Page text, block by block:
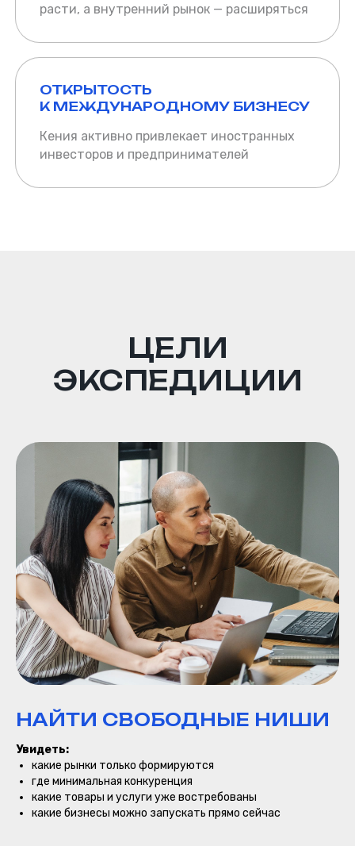
расти, а внутренний рынок — расширяться
ОТКРЫТОСТЬ
К МЕЖДУНАРОДНОМУ БИЗНЕСУ
Кения активно привлекает иностранных
инвесторов и предпринимателей
НАЙТИ СВОБОДНЫЕ НИШИ
Увидеть:
какие рынки только формируются
где минимальная конкуренция
какие товары и услуги уже востребованы
какие бизнесы можно запускать прямо сейчас
ПРОГРАММА
ЭКСПЕДИЦИИ
ДЕНЬ 1 — ПЕРВОЕ
ПОГРУЖЕНИЕ В
АФРИКУ
С первых часов участники
оказываются в совершенно
другой реальности.
современные небоскребы,
бизнес-кварталы и дорогие
с живой природой
и энергетикой Африки.
Встреча в аэропорту